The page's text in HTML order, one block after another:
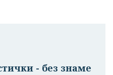
- без знаме